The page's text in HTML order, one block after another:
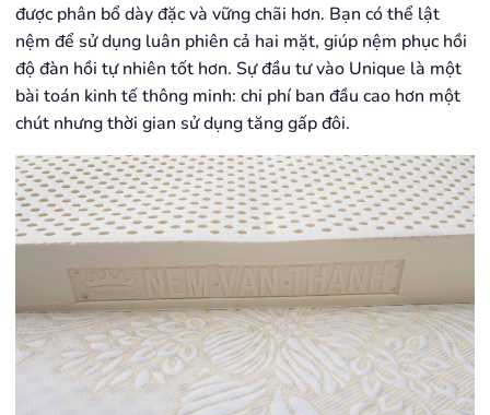
được phân bổ dày đặc và vững chãi hơn. Bạn có thể lật
nệm để sử dụng luân phiên cả hai mặt, giúp nệm phục hồi
độ đàn hồi tự nhiên tốt hơn. Sự đầu tư vào Unique là một
bài toán kinh tế thông minh: chi phí ban đầu cao hơn một
chút nhưng thời gian sử dụng tăng gấp đôi.